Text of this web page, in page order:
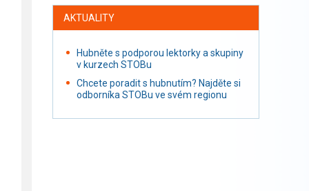
AKTUALITY
Hubněte s podporou lektorky a skupiny
v kurzech STOBu
Chcete poradit s hubnutím? Najděte si
odborníka STOBu ve svém regionu